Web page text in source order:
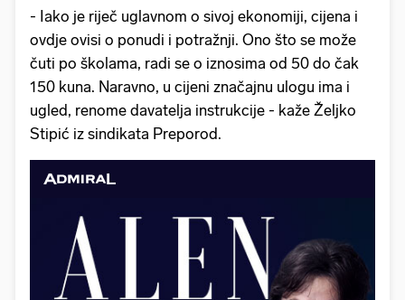
- Iako je riječ uglavnom o sivoj ekonomiji, cijena i
ovdje ovisi o ponudi i potražnji. Ono što se može
čuti po školama, radi se o iznosima od 50 do čak
150 kuna. Naravno, u cijeni značajnu ulogu ima i
ugled, renome davatelja instrukcije - kaže Željko
Stipić iz sindikata Preporod.